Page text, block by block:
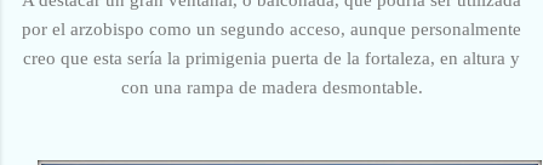
por el arzobispo como un segundo acceso, aunque personalmente
creo que esta sería la primigenia puerta de la fortaleza, en altura y
con una rampa de madera desmontable.